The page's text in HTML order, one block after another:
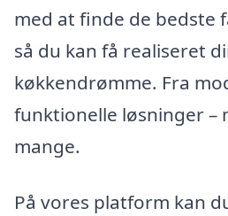
med at finde de bedste
så du kan få realiseret
køkkendrømme. Fra
funktionelle løsninger –
mange.
På vores platform kan